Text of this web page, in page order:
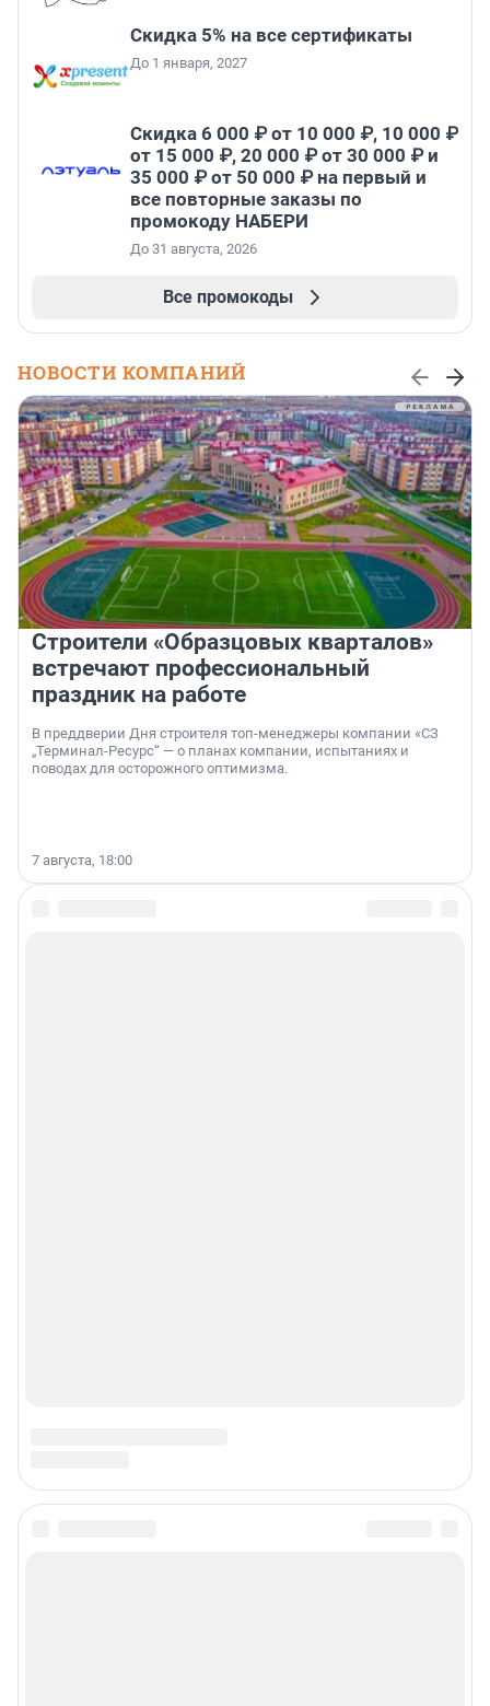
Скидка 5% на все сертификаты
До 1 января, 2027
Скидка 6 000 ₽ от 10 000 ₽, 10 000 ₽
от 15 000 ₽, 20 000 ₽ от 30 000 ₽ и
35 000 ₽ от 50 000 ₽ на первый и
все повторные заказы по
промокоду НАБЕРИ
До 31 августа, 2026
Все промокоды
НОВОСТИ КОМПАНИЙ
Строители «Образцовых кварталов»
встречают профессиональный
праздник на работе
В преддверии Дня строителя топ-менеджеры компании «СЗ
„Терминал-Ресурс“ — о планах компании, испытаниях и
поводах для осторожного оптимизма.
7 августа, 18:00